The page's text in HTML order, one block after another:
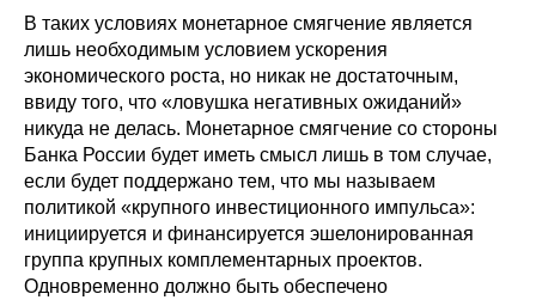
В таких условиях монетарное смягчение является
лишь необходимым условием ускорения
экономического роста, но никак не достаточным,
ввиду того, что «ловушка негативных ожиданий»
никуда не делась. Монетарное смягчение со стороны
Банка России будет иметь смысл лишь в том случае,
если будет поддержано тем, что мы называем
политикой «крупного инвестиционного импульса»:
инициируется и финансируется эшелонированная
группа крупных комплементарных проектов.
Одновременно должно быть обеспечено